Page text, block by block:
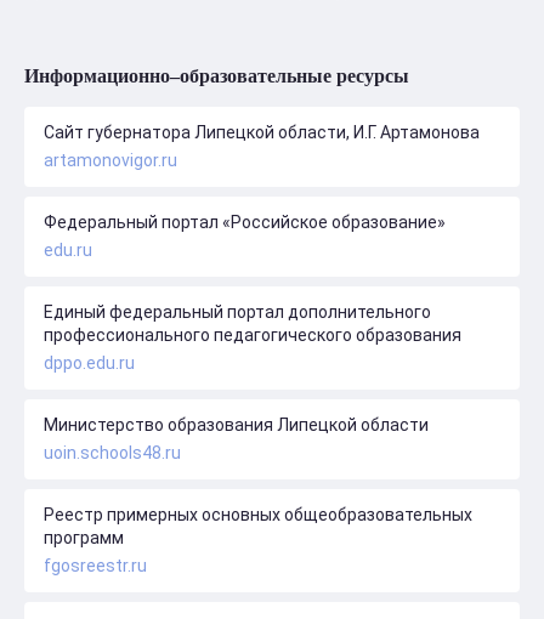
Информационно–образовательные ресурсы
Сайт губернатора Липецкой области, И.Г. Артамонова
artamonovigor.ru
Федеральный портал «Российское образование»
edu.ru
Единый федеральный портал дополнительного
профессионального педагогического образования
dppo.edu.ru
Министерство образования Липецкой области
uoin.schools48.ru
Реестр примерных основных общеобразовательных
программ
fgosreestr.ru